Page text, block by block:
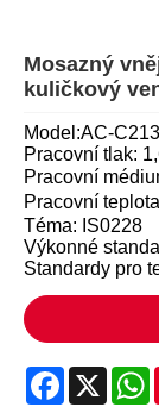
Mosazný
kuličkový
Model:AC-
Pracovní tlak:
Pracovní
Pracovní
Téma: IS0228
Výkonné
Standardy pro
Facebook
X